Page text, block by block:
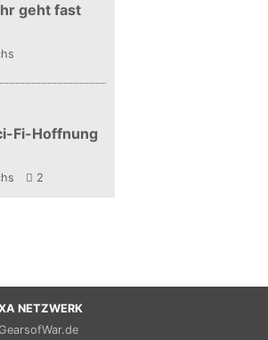
geht fast
Fi-Hoffnung
2
NETZWERK